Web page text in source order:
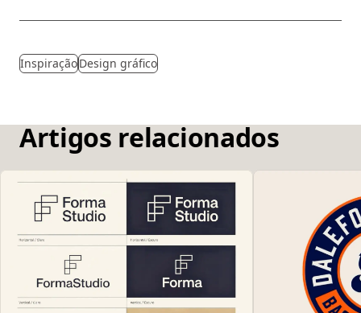
InspiraçãoDesign gráfico
Artigos relacionados